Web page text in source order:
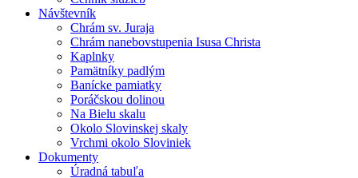
Návštevník
Chrám sv. Juraja
Chrám nanebovstupenia Isusa Christa
Kaplnky
Pamätníky padlým
Banícke pamiatky
Poráčskou dolinou
Na Bielu skalu
Okolo Slovinskej skaly
Vrchmi okolo Sloviniek
Dokumenty
Úradná tabuľa